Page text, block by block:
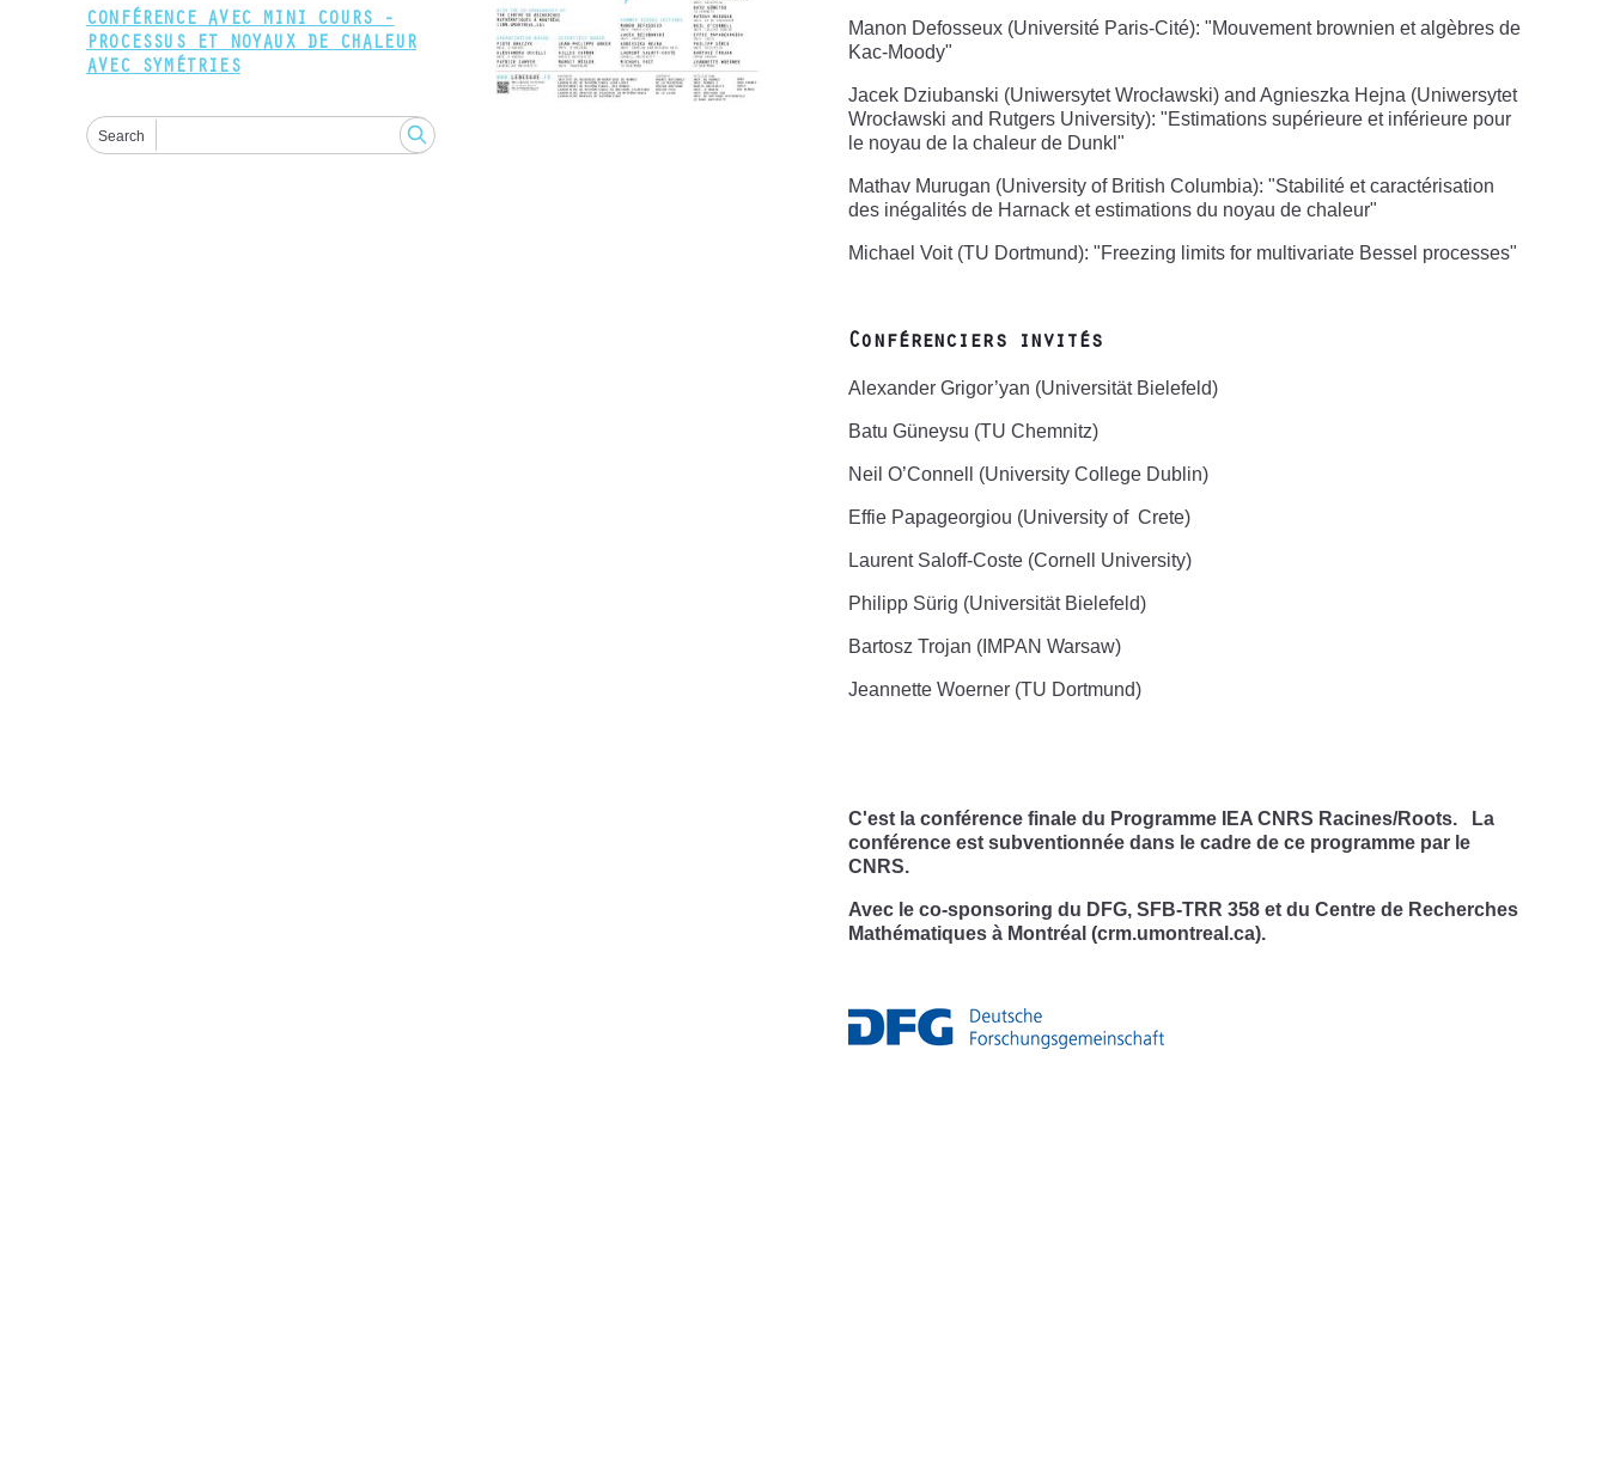
CONFÉRENCE AVEC MINI COURS -
PROCESSUS ET NOYAUX DE CHALEUR
AVEC SYMÉTRIES
Search
Manon Defosseux (Université Paris-Cité): "Mouvement brownien et algèbres de
Kac-Moody"
Jacek Dziubanski (Uniwersytet Wrocławski) and Agnieszka Hejna (Uniwersytet
Wrocławski and Rutgers University): "Estimations supérieure et inférieure pour
le noyau de la chaleur de Dunkl"
Mathav Murugan (University of British Columbia): "Stabilité et caractérisation
des inégalités de Harnack et estimations du noyau de chaleur"
Michael Voit (TU Dortmund): "Freezing limits for multivariate Bessel processes"
Conférenciers invités
Alexander Grigor’yan (Universität Bielefeld)
Batu Güneysu (TU Chemnitz)
Neil O’Connell (University College Dublin)
Effie Papageorgiou (University of Crete)
Laurent Saloff-Coste (Cornell University)
Philipp Sürig (Universität Bielefeld)
Bartosz Trojan (IMPAN Warsaw)
Jeannette Woerner (TU Dortmund)
C'est la conférence finale du Programme IEA CNRS Racines/Roots. La
conférence est subventionnée dans le cadre de ce programme par le
CNRS.
Avec le co-sponsoring du DFG, SFB-TRR 358 et du Centre de Recherches
Mathématiques à Montréal (crm.umontreal.ca).